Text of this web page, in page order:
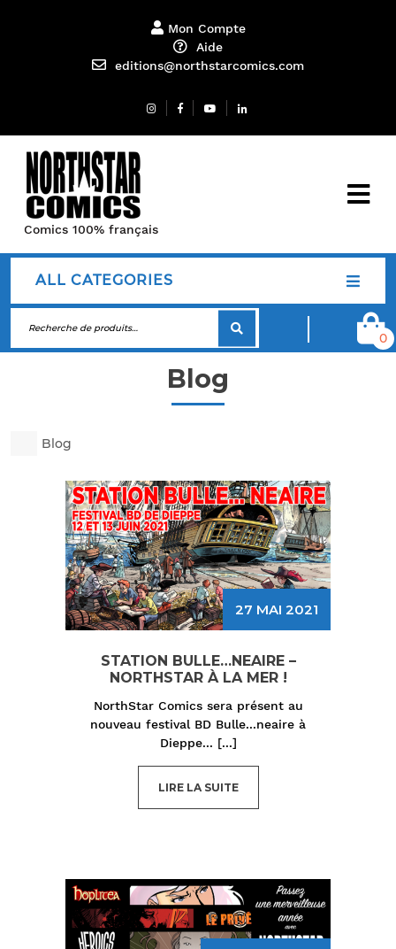
Mon Compte
Aide
editions@northstarcomics.com
Comics 100% français
ALL CATEGORIES
0
Blog
Blog
27 MAI 2021
STATION BULLE…NEAIRE –
NORTHSTAR À LA MER !
NorthStar Comics sera présent au
nouveau festival BD Bulle...neaire à
Dieppe... [...]
LIRE LA SUITE